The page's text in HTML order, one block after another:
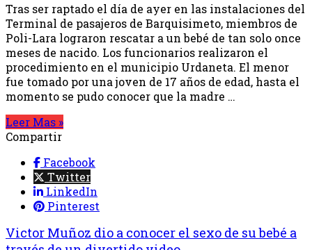
Tras ser raptado el día de ayer en las instalaciones del
Terminal de pasajeros de Barquisimeto, miembros de
Poli-Lara lograron rescatar a un bebé de tan solo once
meses de nacido. Los funcionarios realizaron el
procedimiento en el municipio Urdaneta. El menor
fue tomado por una joven de 17 años de edad, hasta el
momento se pudo conocer que la madre …
Leer Mas »
Compartir
Facebook
Twitter
LinkedIn
Pinterest
Victor Muñoz dio a conocer el sexo de su bebé a